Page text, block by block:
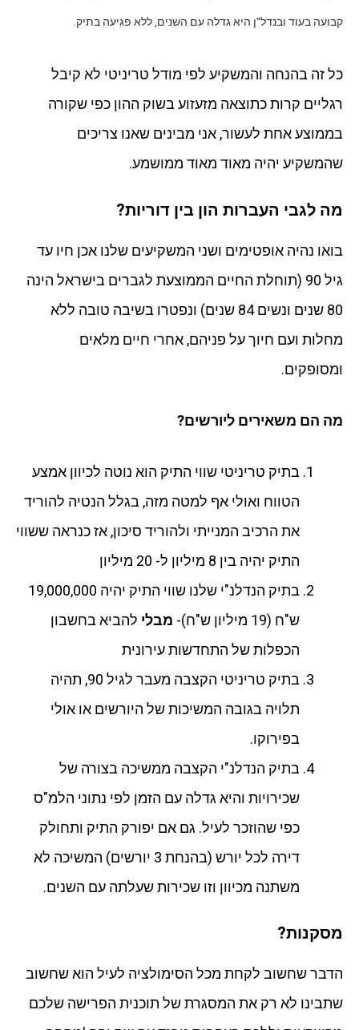
קבועה בעוד ובנדל"ן היא גדלה עם השנים, ללא פגיעה בתיק.
כל זה בהנחה והמשקיע לפי מודל טריניטי לא קיבל
רגליים קרות כתוצאה מזעזוע בשוק ההון כפי שקורה
בממוצע אחת לעשור, אני מבינים שאנו צריכים
שהמשקיע יהיה מאוד מאוד ממושמע.
מה לגבי העברות הון בין דוריות?
בואו נהיה אופטימים ושני המשקיעים שלנו אכן חיו עד
גיל 90 (תוחלת החיים הממוצעת לגברים בישראל הינה
80 שנים ונשים 84 שנים) ונפטרו בשיבה טובה ללא
מחלות ועם חיוך על פניהם, אחרי חיים מלאים
ומסופקים.
מה הם משאירים ליורשים?
בתיק טריניטי שווי התיק הוא נוטה לכיוון אמצע
הטווח ואולי אף למטה מזה, בגלל הנטיה להוריד
את הרכיב המנייתי ולהוריד סיכון, אז כנראה ששווי
התיק יהיה בין 8 מיליון ל- 20 מיליון
בתיק הנדלנ"י שלנו שווי התיק יהיה 19,000,000
ש"ח (19 מיליון ש"ח)-
מבלי להביא בחשבון
הכפלות של התחדשות עירונית
בתיק טריניטי הקצבה מעבר לגיל 90, תהיה
תלויה בגובה המשיכות של היורשים או אולי
בפירוקו.
בתיק הנדלנ"י הקצבה ממשיכה בצורה של
שכירויות והיא גדלה עם הזמן לפי נתוני הלמ"ס
כפי שהוזכר לעיל. גם אם יפורק התיק ותחולק
דירה לכל יורש (בהנחת 3 יורשים) המשיכה לא
משתנה מכיוון וזו שכירות שעלתה עם השנים.
מסקנות?
הדבר שחשוב לקחת מכל הסימולציה לעיל הוא שחשוב
שתבינו לא רק את המסגרת של תוכנית הפרישה שלכם